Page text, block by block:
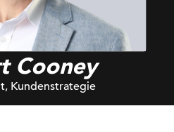
Cooney
Kundenstrategie